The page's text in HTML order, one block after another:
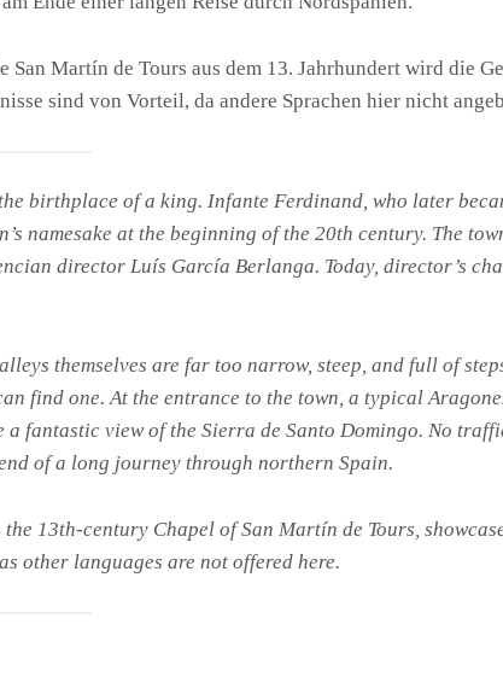
San Martín de Tours aus dem 13. Jahrhundert wird die
sind von Vorteil, da andere Sprachen hier nicht
birthplace of a king. Infante Ferdinand, who later
namesake at the beginning of the 20th century. The
director Luís García Berlanga. Today, director’s
themselves are far too narrow, steep, and full of
find one. At the entrance to the town, a typical
a fantastic view of the Sierra de Santo Domingo. No
of a long journey through northern Spain.
13th-century Chapel of San Martín de Tours,
other languages are not offered here.